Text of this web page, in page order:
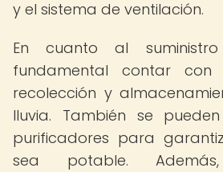
y el sistema de ventilación.
En cuanto al
fundamental contar
recolección y
lluvia. También se
purificadores para
sea potable.